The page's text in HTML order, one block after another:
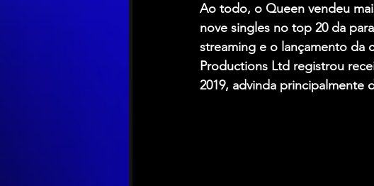
Ao todo, o Queen vendeu
nove singles no top 20 da
streaming e o lançamento da
Productions Ltd registrou
2019, advinda principalmente